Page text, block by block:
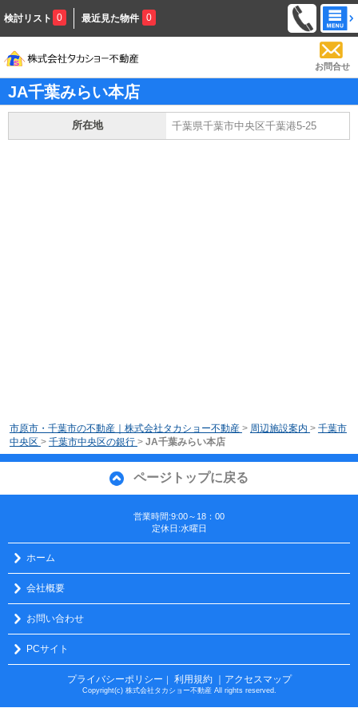
検討リスト 0 最近見た物件 0
お問合せ
JA千葉みらい本店
所在地 千葉県千葉市中央区千葉港5-25
市原市・千葉市の不動産｜株式会社タカショー不動産 > 周辺施設案内 > 千葉市
中央区 > 千葉市中央区の銀行 > JA千葉みらい本店
ページトップに戻る
営業時間:9:00～18：00
定休日:水曜日
ホーム
会社概要
お問い合わせ
PCサイト
プライバシーポリシー ｜ 利用規約 ｜アクセスマップ
Copyright(c) 株式会社タカショー不動産 All rights reserved.